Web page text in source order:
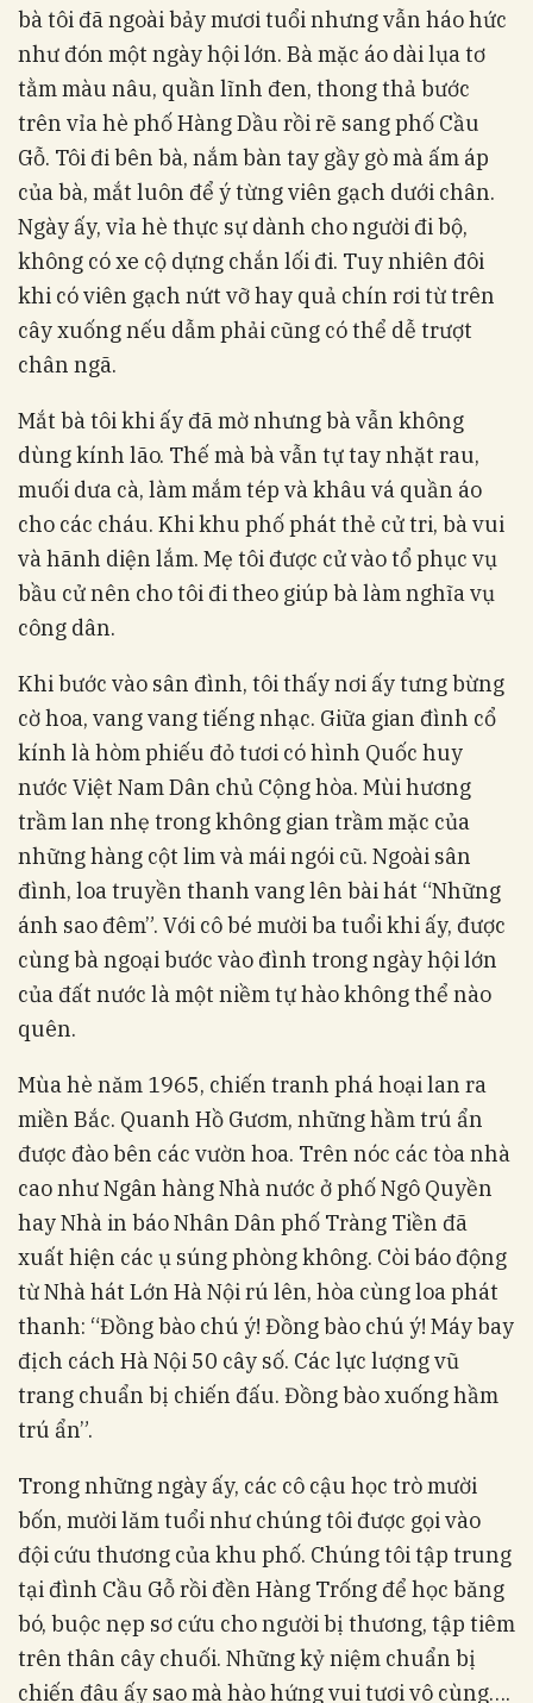
bà tôi đã ngoài bảy mươi tuổi nhưng vẫn háo hức
như đón một ngày hội lớn. Bà mặc áo dài lụa tơ
tằm màu nâu, quần lĩnh đen, thong thả bước
trên vỉa hè phố Hàng Dầu rồi rẽ sang phố Cầu
Gỗ. Tôi đi bên bà, nắm bàn tay gầy gò mà ấm áp
của bà, mắt luôn để ý từng viên gạch dưới chân.
Ngày ấy, vỉa hè thực sự dành cho người đi bộ,
không có xe cộ dựng chắn lối đi. Tuy nhiên đôi
khi có viên gạch nứt vỡ hay quả chín rơi từ trên
cây xuống nếu dẫm phải cũng có thể dễ trượt
chân ngã.
Mắt bà tôi khi ấy đã mờ nhưng bà vẫn không
dùng kính lão. Thế mà bà vẫn tự tay nhặt rau,
muối dưa cà, làm mắm tép và khâu vá quần áo
cho các cháu. Khi khu phố phát thẻ cử tri, bà vui
và hãnh diện lắm. Mẹ tôi được cử vào tổ phục vụ
bầu cử nên cho tôi đi theo giúp bà làm nghĩa vụ
công dân.
Khi bước vào sân đình, tôi thấy nơi ấy tưng bừng
cờ hoa, vang vang tiếng nhạc. Giữa gian đình cổ
kính là hòm phiếu đỏ tươi có hình Quốc huy
nước Việt Nam Dân chủ Cộng hòa. Mùi hương
trầm lan nhẹ trong không gian trầm mặc của
những hàng cột lim và mái ngói cũ. Ngoài sân
đình, loa truyền thanh vang lên bài hát “Những
ánh sao đêm”. Với cô bé mười ba tuổi khi ấy, được
cùng bà ngoại bước vào đình trong ngày hội lớn
của đất nước là một niềm tự hào không thể nào
quên.
Mùa hè năm 1965, chiến tranh phá hoại lan ra
miền Bắc. Quanh Hồ Gươm, những hầm trú ẩn
được đào bên các vườn hoa. Trên nóc các tòa nhà
cao như Ngân hàng Nhà nước ở phố Ngô Quyền
hay Nhà in báo Nhân Dân phố Tràng Tiền đã
xuất hiện các ụ súng phòng không. Còi báo động
từ Nhà hát Lớn Hà Nội rú lên, hòa cùng loa phát
thanh: “Đồng bào chú ý! Đồng bào chú ý! Máy bay
địch cách Hà Nội 50 cây số. Các lực lượng vũ
trang chuẩn bị chiến đấu. Đồng bào xuống hầm
trú ẩn”.
Trong những ngày ấy, các cô cậu học trò mười
bốn, mười lăm tuổi như chúng tôi được gọi vào
đội cứu thương của khu phố. Chúng tôi tập trung
tại đình Cầu Gỗ rồi đền Hàng Trống để học băng
bó, buộc nẹp sơ cứu cho người bị thương, tập tiêm
trên thân cây chuối. Những kỷ niệm chuẩn bị
chiến đâu ấy sao mà hào hứng vui tươi vô cùng….